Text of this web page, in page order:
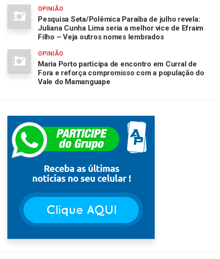
OPINIÃO
Pesquisa Seta/Polêmica Paraíba de julho revela:
Juliana Cunha Lima seria a melhor vice de Efraim
Filho – Veja outros nomes lembrados
OPINIÃO
Maria Porto participa de encontro em Curral de
Fora e reforça compromisso com a população do
Vale do Mamanguape